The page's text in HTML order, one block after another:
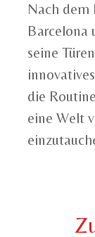
Nach dem
Barcelona
seine
die
eine Welt